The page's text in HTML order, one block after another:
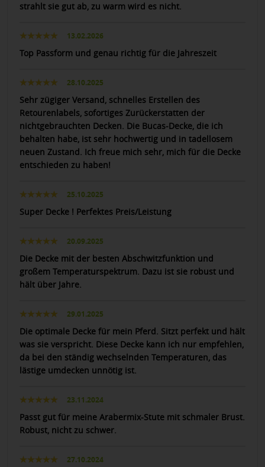
strahlt sie gut ab, zu warm wird es nicht.
13.02.2026
Top Passform und genau richtig für die Jahreszeit
28.10.2025
Sehr zügiger Versand, schnelles Erstellen des
Retourenlabels, sofortiges Zurückerstatten der
nichtgebrauchten Decken. Die Bucas-Decke, die ich
behalten habe, ist sehr hochwertig und in tadellosem
neuen Zustand. Ich freue mich sehr, mich für die Decke
entschieden zu haben!
25.10.2025
Super Decke ! Perfektes Preis/Leistung
20.09.2025
Die Decke mit der besten Abschwitzfunktion und
großem Temperaturspektrum. Dazu ist sie robust und
hält über Jahre.
29.01.2025
Die optimale Decke für mein Pferd. Sitzt perfekt und hält
was sie verspricht. Diese Decke kann ich nur empfehlen,
da bei den ständig wechselnden Temperaturen, das
lästige umdecken unnötig ist.
23.11.2024
Passt gut für meine Arabermix-Stute mit schmaler Brust.
Robust, nicht zu schwer.
27.10.2024